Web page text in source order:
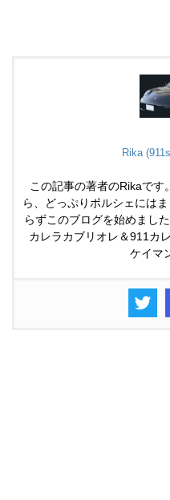
Rika
この記事の著者のRikaで
ら、どっぷりポルシェには
らずこのブログを始めまし
カレラカブリオレ＆911カ
ケイマ